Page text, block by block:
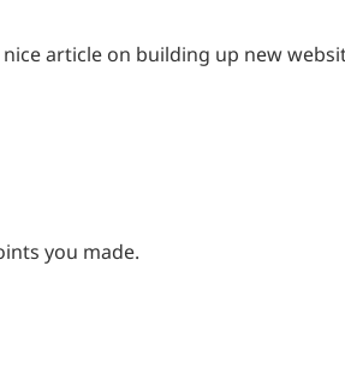
article on building up new
you made.